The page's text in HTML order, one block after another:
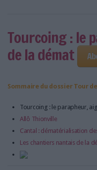
Tourcoing : le
de la démat
Sommaire du dossier Tour
Tourcoing : le parapheur,
Allô Thionville
Cantal : dématérialisation
Les chantiers nantais de la